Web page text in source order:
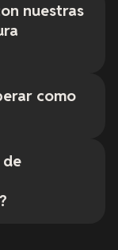
nuestras
como
de